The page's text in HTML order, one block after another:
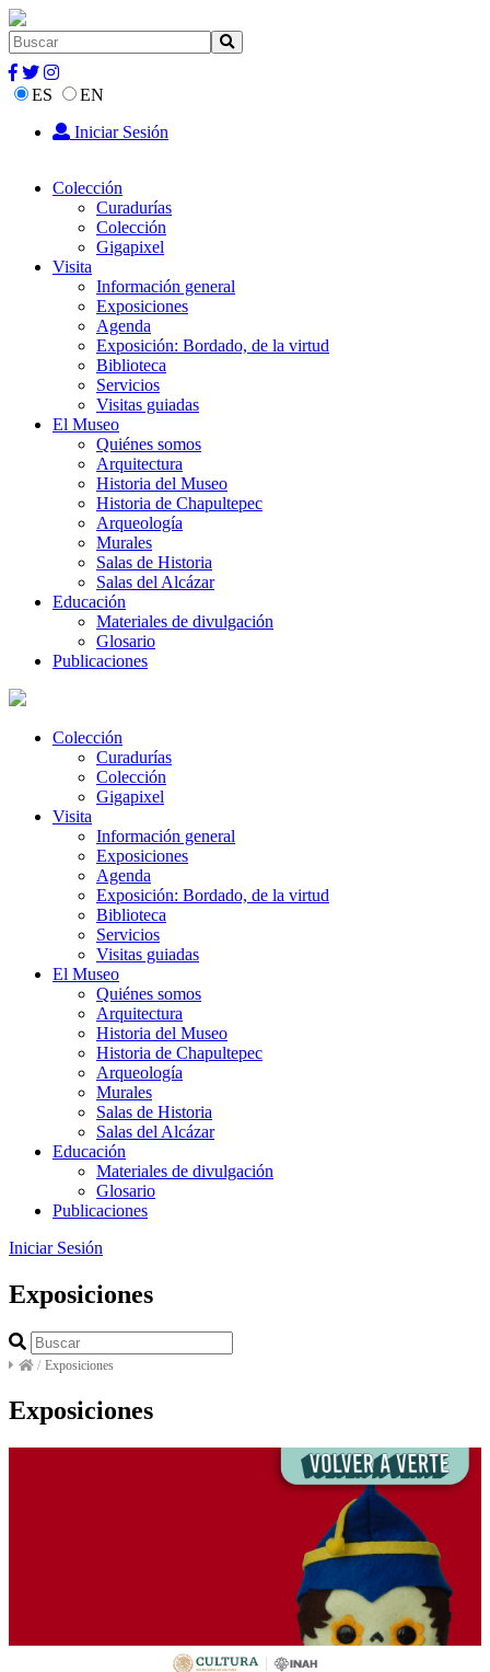
ES
EN
Iniciar Sesión
Colección
Curadurías
Colección
Gigapixel
Visita
Información general
Exposiciones
Agenda
Exposición: Bordado, de la virtud
Biblioteca
Servicios
Visitas guiadas
El Museo
Quiénes somos
Arquitectura
Historia del Museo
Historia de Chapultepec
Arqueología
Murales
Salas de Historia
Salas del Alcázar
Educación
Materiales de divulgación
Glosario
Publicaciones
Colección
Curadurías
Colección
Gigapixel
Visita
Información general
Exposiciones
Agenda
Exposición: Bordado, de la virtud
Biblioteca
Servicios
Visitas guiadas
El Museo
Quiénes somos
Arquitectura
Historia del Museo
Historia de Chapultepec
Arqueología
Murales
Salas de Historia
Salas del Alcázar
Educación
Materiales de divulgación
Glosario
Publicaciones
Iniciar Sesión
Exposiciones
/ Exposiciones
Exposiciones